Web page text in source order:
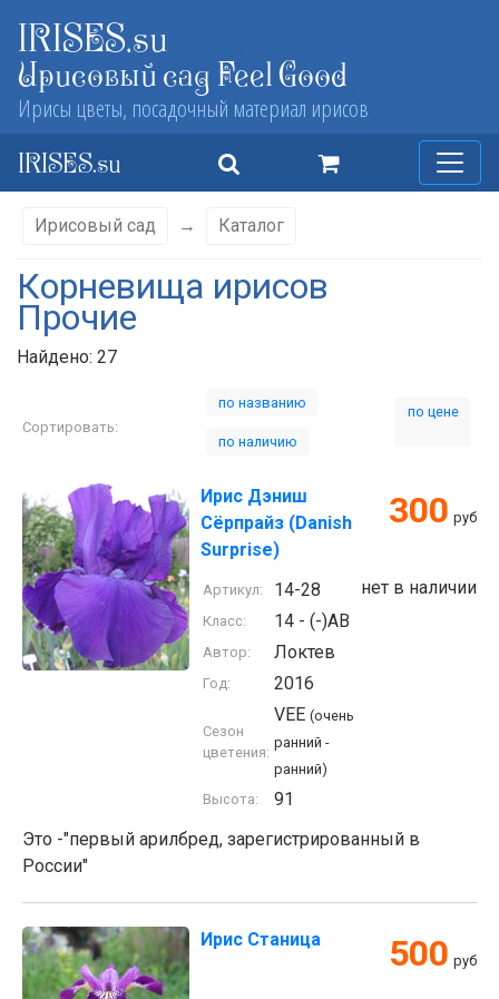
IRISES.su
Ирисовый сад Feel Good
Ирисы цветы, посадочный материал ирисов
IRISES.su
Ирисовый сад → Каталог
Корневища ирисов
Прочие
Найдено: 27
Сортировать:
по названию
по наличию
по цене
Ирис Дэниш
Сёрпрайз (Danish
Surprise)
300 руб
нет в наличии
Артикул: 14-28
Класс: 14 - (-)AB
Автор: Локтев
Год: 2016
Сезон
цветения:
VEE (очень
ранний -
ранний)
Высота:
91
Это -"первый арилбред, зарегистрированный в
России"
Ирис Станица 500 руб